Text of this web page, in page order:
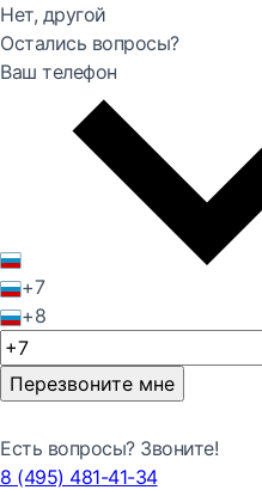
Нет, другой
Остались вопросы?
Ваш телефон
+7
+8
Перезвоните мне
Есть вопросы? Звоните!
8 (495) 481-41-34